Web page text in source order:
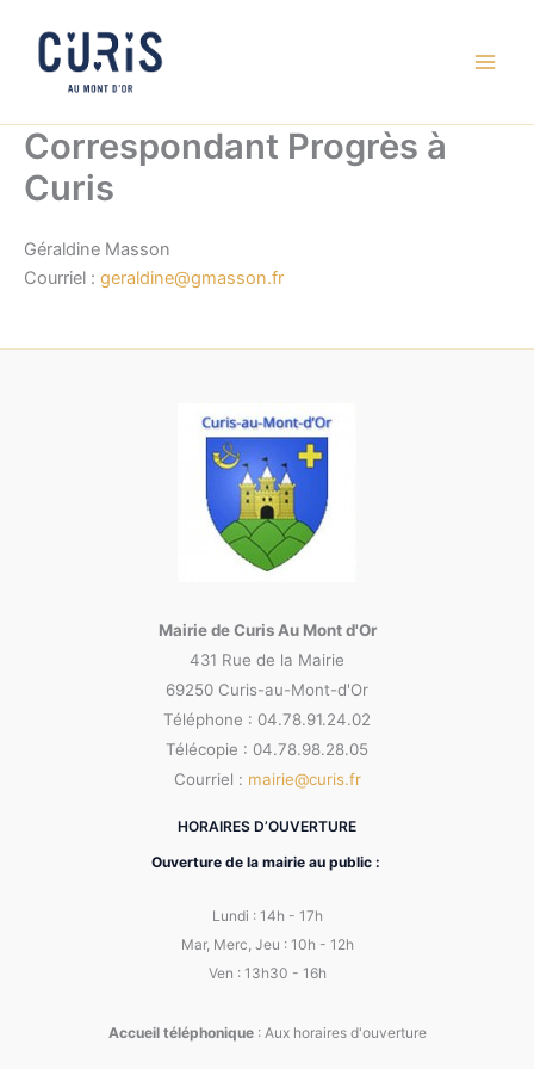
contenu
Correspondant Progrès à
Curis
Géraldine Masson
Courriel : geraldine@gmasson.fr
Mairie de Curis Au Mont d'Or
431 Rue de la Mairie
69250 Curis-au-Mont-d'Or
Téléphone : 04.78.91.24.02
Télécopie : 04.78.98.28.05
Courriel : mairie@curis.fr
HORAIRES D’OUVERTURE
Ouverture de la mairie au public :
Lundi : 14h - 17h
Mar, Merc, Jeu : 10h - 12h
Ven : 13h30 - 16h
Accueil téléphonique: Aux horaires d'ouverture